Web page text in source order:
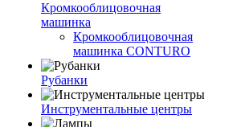
Кромкооблицовочная
машинка
Кромкооблицовочная
машинка CONTURO
Рубанки
Инструментальные центры